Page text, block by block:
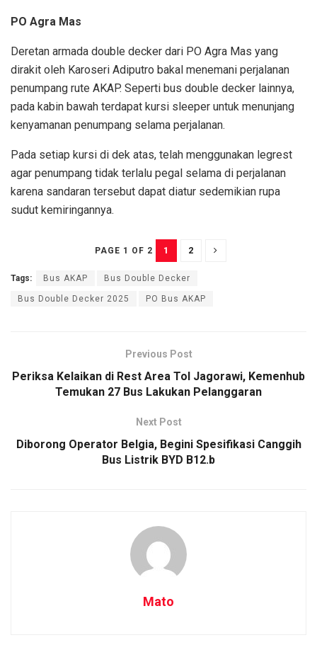
PO Agra Mas
Deretan armada double decker dari PO Agra Mas yang
dirakit oleh Karoseri Adiputro bakal menemani perjalanan
penumpang rute AKAP. Seperti bus double decker lainnya,
pada kabin bawah terdapat kursi sleeper untuk menunjang
kenyamanan penumpang selama perjalanan.
Pada setiap kursi di dek atas, telah menggunakan legrest
agar penumpang tidak terlalu pegal selama di perjalanan
karena sandaran tersebut dapat diatur sedemikian rupa
sudut kemiringannya.
PAGE 1 OF 2 1 2
Tags: Bus AKAP Bus Double Decker
Bus Double Decker 2025 PO Bus AKAP
Previous Post
Periksa Kelaikan di Rest Area Tol Jagorawi, Kemenhub
Temukan 27 Bus Lakukan Pelanggaran
Next Post
Diborong Operator Belgia, Begini Spesifikasi Canggih
Bus Listrik BYD B12.b
Mato